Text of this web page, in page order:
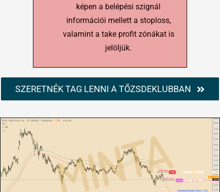
képen a belépési szignál
információi mellett a stoploss,
valamint a take profit zónákat is
jelöljük.
SZERETNÉK TAG LENNI A TŐZSDEKLUBBAN